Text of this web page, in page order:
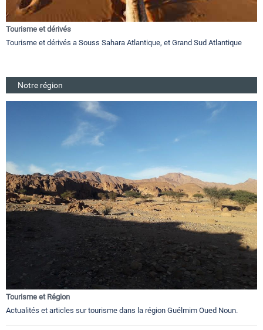
Tourisme et dérivés
Tourisme et dérivés a Souss Sahara Atlantique, et Grand Sud Atlantique
Notre région
Tourisme et Région
Actualités et articles sur tourisme dans la région Guélmim Oued Noun.